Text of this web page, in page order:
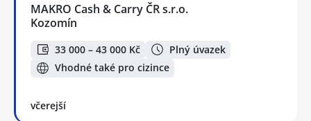
MAKRO Cash & Carry ČR s.r.o.
Kozomín
33 000 – 43 000 Kč
Plný úvazek
Vhodné také pro cizince
včerejší